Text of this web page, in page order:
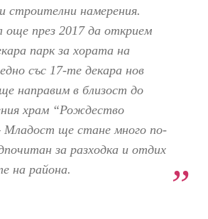
строителни намерения.
още през 2017 да открием
парк за хората на
със 17-те декара нов
направим в близост до
храм “Рождество
Младост ще стане много по-
за разходка и отдих
на района.